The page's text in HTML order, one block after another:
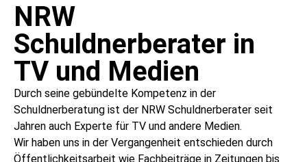
NRW
Schuldnerberater in
TV und Medien
Durch seine gebündelte Kompetenz in der
Schuldnerberatung ist der NRW Schuldnerberater seit
Jahren auch Experte für TV und andere Medien.
Wir haben uns in der Vergangenheit entschieden durch
Öffentlichkeitsarbeit wie Fachbeiträge in Zeitungen bis